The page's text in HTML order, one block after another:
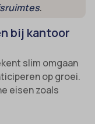
.
bij kantoor
slim omgaan
op groei.
eisen zoals